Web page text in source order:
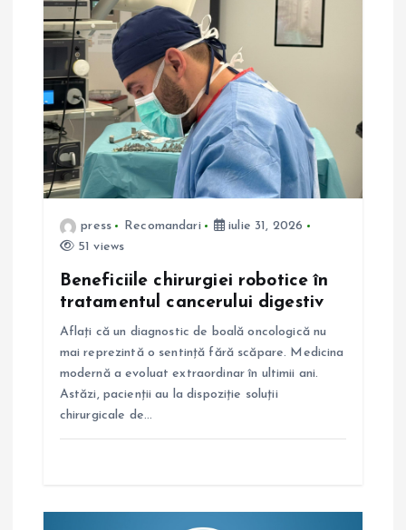
e
n
a
press Recomandari
iulie 31, 2026
51 views
Beneficiile chirurgiei robotice în
tratamentul cancerului digestiv
Aflați că un diagnostic de boală oncologică nu
mai reprezintă o sentință fără scăpare. Medicina
modernă a evoluat extraordinar în ultimii ani.
Astăzi, pacienții au la dispoziție soluții
chirurgicale de…